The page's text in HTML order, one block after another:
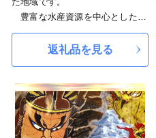
豊富な水産資源を中心とした漁
業と、下風呂温泉による観光業で
発展してきました。
返礼品を見る